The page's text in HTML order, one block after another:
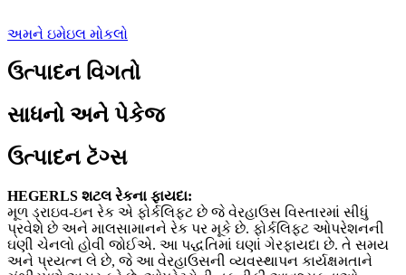
અમને ઇમેઇલ મોકલો
ઉત્પાદન વિગતો
સાધનો અને પેકેજ
ઉત્પાદન ટૅગ્સ
HEGERLS શટલ રેકના ફાયદા:
મૂળ ડ્રાઇવ-ઇન રેક એ ફોર્કલિફ્ટ છે જે વેરહાઉસ વિસ્તારમાં સીધું
પ્રવેશે છે અને માલસામાનને રેક પર મૂકે છે. ફોર્કલિફ્ટ ઓપરેશનની
ઘણી ચેનલો હોવી જોઈએ. આ પદ્ધતિમાં ઘણાં ગેરફાયદા છે. તે સમય
અને પ્રયત્ન લે છે, જે આ વેરહાઉસની વ્યવસ્થાપન કાર્યક્ષમતાને